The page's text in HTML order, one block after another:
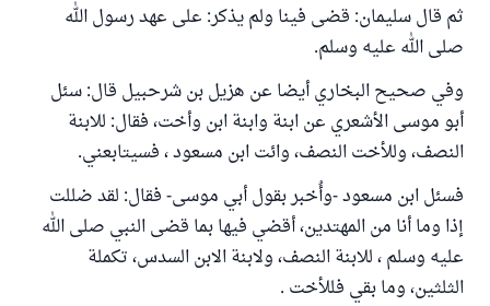
ثم قال سليمان: قضى فينا ولم يذكر: على عهد رسول الله
صلى الله عليه وسلم.
وفي صحيح البخاري أيضا عن هزيل بن شرحبيل قال: سئل
أبو موسى الأشعري عن ابنة وابنة ابن وأخت، فقال: للابنة
النصف، وللأخت النصف، وائت ابن مسعود ، فسيتابعني.
فسئل ابن مسعود -وأُخبر بقول أبي موسى- فقال: لقد ضللت
إذا وما أنا من المهتدين، أقضي فيها بما قضى النبي صلى الله
عليه وسلم ، للابنة النصف، ولابنة الابن السدس، تكملة
الثلثين، وما بقي فللأخت .